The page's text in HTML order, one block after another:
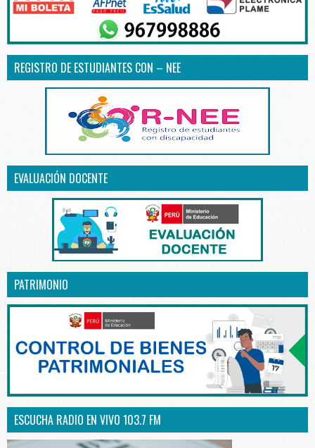
REGISTRO DE ESTUDIANTES CON – NEE
EVALUACIÓN DOCENTE
PATRIMONIO
ESCUCHA RADIO EN VIVO 103.7 FM